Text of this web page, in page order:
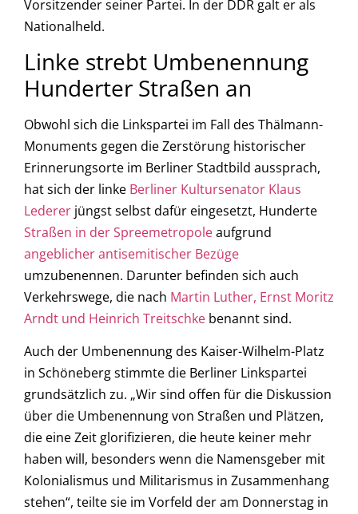
Vorsitzender seiner Partei. In der DDR galt er als
Nationalheld.
Linke strebt Umbenennung
Hunderter Straßen an
Obwohl sich die Linkspartei im Fall des Thälmann-
Monuments gegen die Zerstörung historischer
Erinnerungsorte im Berliner Stadtbild aussprach,
hat sich der linke Berliner Kultursenator Klaus
Lederer jüngst selbst dafür eingesetzt, Hunderte
Straßen in der Spreemetropoleaufgrund
angeblicher antisemitischer Bezüge
umzubenennen. Darunter befinden sich auch
Verkehrswege, die nach Martin Luther, Ernst Moritz
Arndt und Heinrich Treitschke benannt sind.
Auch der Umbenennung des Kaiser-Wilhelm-Platz
in Schöneberg stimmte die Berliner Linkspartei
grundsätzlich zu. „Wir sind offen für die Diskussion
über die Umbenennung von Straßen und Plätzen,
die eine Zeit glorifizieren, die heute keiner mehr
haben will, besonders wenn die Namensgeber mit
Kolonialismus und Militarismus in Zusammenhang
stehen“, teilte sie im Vorfeld der am Donnerstag in